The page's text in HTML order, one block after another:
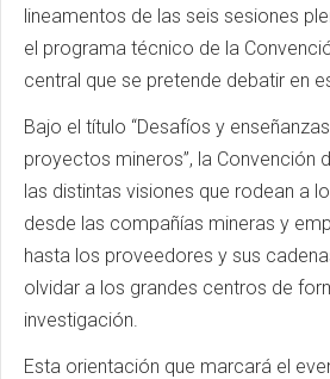
lineamentos de las seis sesiones
el programa técnico de la
central que se pretende debatir en
Bajo el título “Desafíos y
proyectos mineros”, la Convención
las distintas visiones que rodean a
desde las compañías mineras y
hasta los proveedores y sus
olvidar a los grandes centros de
investigación.
Esta orientación que marcará el